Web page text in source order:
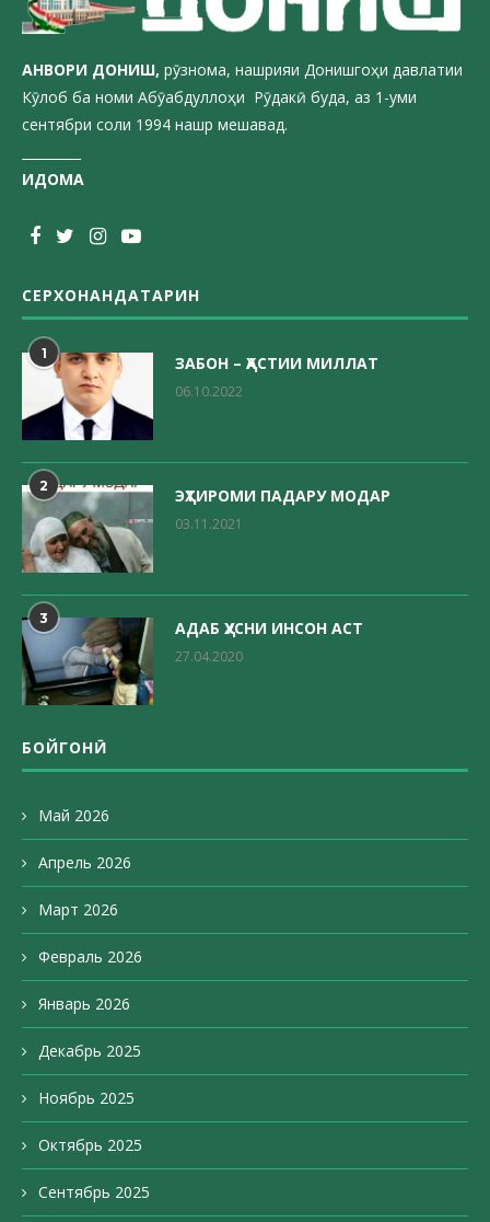
АНВОРИ ДОНИШ, рӯзнома, нашрияи Донишгоҳи давлатии
Кӯлоб ба номи Абӯабдуллоҳи Рӯдакӣ буда, аз 1-уми
сентябри соли 1994 нашр мешавад.
ИДОМА
СЕРХОНАНДАТАРИН
1 ЗАБОН – ҲАСТИИ МИЛЛАТ
06.10.2022
2 ЭҲТИРОМИ ПАДАРУ МОДАР
03.11.2021
3 АДАБ ҲУСНИ ИНСОН АСТ
27.04.2020
БОЙГОНӢ
Май 2026
Апрель 2026
Март 2026
Февраль 2026
Январь 2026
Декабрь 2025
Ноябрь 2025
Октябрь 2025
Сентябрь 2025